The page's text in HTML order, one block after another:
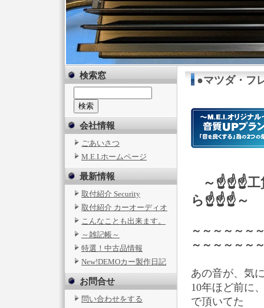
検索窓
会社情報
ごあいさつ
M.E.I.ホームページ
最新情報
取付紹介 Security
取付紹介 カーオーディオ
こんなことも出来ます。
～雑記帳～
特選！中古品情報
New!DEMOカー製作日記
お問合せ
問い合わせをする
●マツダ・フ
～☝☝☝工
ら☝☝☝～
～～～～～～
～～～～～～
あの音が、気
10年ほど前に
で頂いてた